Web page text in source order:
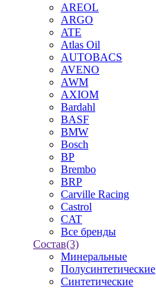
AREOL
ARGO
ATE
Atlas Oil
AUTOBACS
AVENO
AWM
AXIOM
Bardahl
BASF
BMW
Bosch
BP
Brembo
BRP
Carville Racing
Castrol
CAT
Все бренды
Состав(3)
Минеральные
Полусинтетические
Синтетические